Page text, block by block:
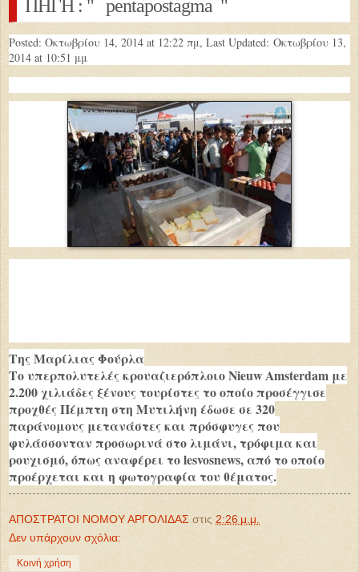
ΠΗΓΗ : " pentapostagma "
Posted: Οκτωβρίου 14, 2014 at 12:22 πμ, Last Updated: Οκτωβρίου 13,
2014 at 10:51 μμ
Της Μαρίλιας Φούρλα
Το υπερπολυτελές κρουαζιερόπλοιο Nieuw Amsterdam με
2.200 χιλιάδες ξένους τουρίστες το οποίο προσέγγισε
προχθές Πέμπτη στη Μυτιλήνη έδωσε σε 320
παράνομους μετανάστες και πρόσφυγες που
φυλάσσονταν προσωρινά στο λιμάνι, τρόφιμα και
ρουχισμό, όπως αναφέρει το lesvosnews, από το οποίο
προέρχεται και η φωτογραφία του θέματος.
ΑΠΟΣΤΡΑΤΟΙ ΝΟΜΟΥ ΑΡΓΟΛΙΔΑΣ στις 2:26 μ.μ.
Δεν υπάρχουν σχόλια:
Κοινή χρήση